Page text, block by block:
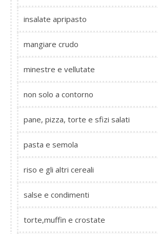
insalate apripasto
mangiare crudo
minestre e vellutate
non solo a contorno
pane, pizza, torte e sfizi salati
pasta e semola
riso e gli altri cereali
salse e condimenti
torte,muffin e crostate